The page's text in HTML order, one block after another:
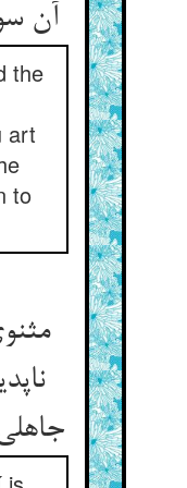
آن
the
art
to